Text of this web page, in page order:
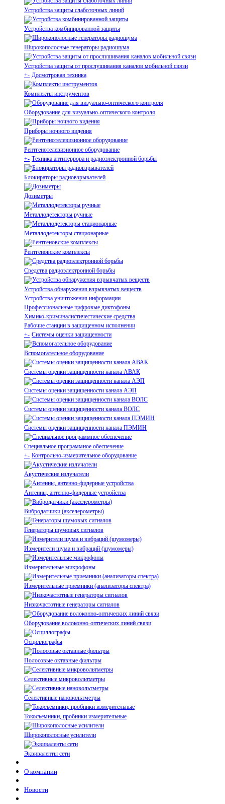
Устройства защиты слаботочных линий
Устройства комбинированной защиты
Широкополосные генераторы радиошума
Устройства защиты от прослушивания каналов мобильной связи
+- Досмотровая техника
Комплекты инструментов
Оборудование для визуально-оптического контроля
Приборы ночного видения
Рентгенотелевизионное оборудование
+- Техника антитеррора и радиоэлектронной борьбы
Блокираторы радиовзрывателей
Дозиметры
Металлодетекторы ручные
Металлодетекторы стационарные
Рентгеновские комплексы
Средства радиоэлектронной борьбы
Устройства обнаружения взрывчатых веществ
Устройства уничтожения информации
Профессиональные цифровые диктофоны
Химико-криминалистичестические средства
Рабочие станции в защищенном исполнении
+- Системы оценки защищенности
Вспомогательное оборудование
Системы оценки защищенности канала АВАК
Системы оценки защищенности канала АЭП
Системы оценки защищенности канала ВОЛС
Системы оценки защищенности канала ПЭМИН
Специальное программное обеспечение
+- Контрольно-измерительное оборудование
Акустические излучатели
Антенны, антенно-фидерные устройства
Вибродатчики (акселерометры)
Генераторы шумовых сигналов
Измерители шума и вибраций (шумомеры)
Измерительные микрофоны
Измерительные приемники (анализаторы спектра)
Низкочастотные генераторы сигналов
Оборудование волоконно-оптических линий связи
Осциллографы
Полосовые октавные фильтры
Селективные микровольтметры
Селективные нановольтметры
Токосъемники, пробники измерительные
Широкополосные усилители
Эквиваленты сети
О компании
Новости